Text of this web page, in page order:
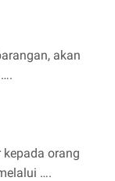
akan
orang
….